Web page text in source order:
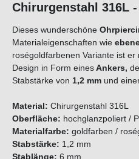
Chirurgenstahl
Dieses wunderschöne
Materialeigenschaften wie
roségoldfarbenen Variante ist er
Design in Form einesAnkers,
Stabstärke von 1,2 mm und
Material: Chirurgenstahl 316L
Oberfläche: hochglanzpoliert /
Materialfarbe: goldfarben /
Stabstärke: 1,2 mm
Stablänge: 6 mm